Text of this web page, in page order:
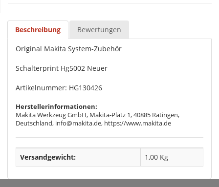
Beschreibung Bewertungen
Original Makita System-Zubehör
Schalterprint Hg5002 Neuer
Artikelnummer: HG130426
Herstellerinformationen:
Makita Werkzeug GmbH, Makita-Platz 1, 40885 Ratingen,
Deutschland, info@makita.de, https://www.makita.de
Versandgewicht: 1,00 Kg